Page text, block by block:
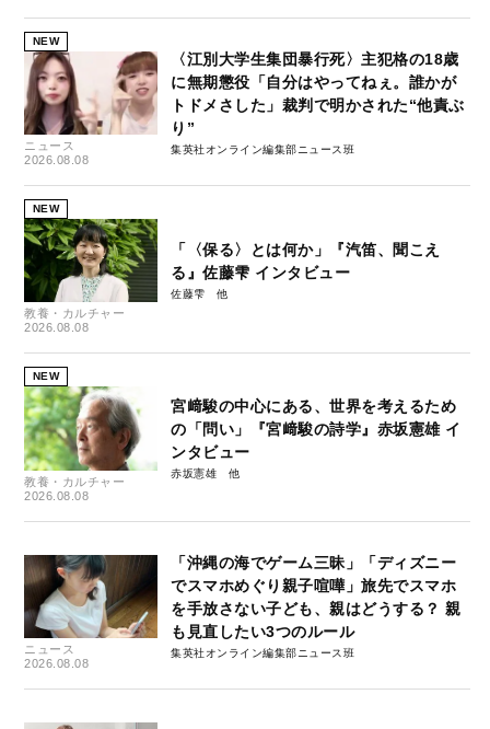
NEW
ニュース
2026.08.08
〈江別大学生集団暴行死〉主犯格の18歳
に無期懲役「自分はやってねぇ。誰かが
トドメさした」裁判で明かされた“他責ぶ
り”
集英社オンライン編集部ニュース班
NEW
教養・カルチャー
2026.08.08
「〈保る〉とは何か」『汽笛、聞こえ
る』佐藤雫 インタビュー
佐藤雫
NEW
教養・カルチャー
2026.08.08
宮﨑駿の中心にある、世界を考えるため
の「問い」『宮﨑駿の詩学』赤坂憲雄 イ
ンタビュー
赤坂憲雄
ニュース
2026.08.08
「沖縄の海でゲーム三昧」「ディズニー
でスマホめぐり親子喧嘩」旅先でスマホ
を手放さない子ども、親はどうする？ 親
も見直したい3つのルール
集英社オンライン編集部ニュース班